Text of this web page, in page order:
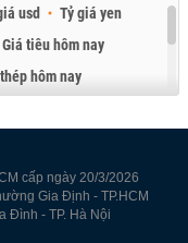
usd
Tỷ giá yen
Giá tiêu hôm nay
hôm nay
cấp ngày 20/3/2026
Gia Định - TP.HCM
Đình - TP. Hà Nội